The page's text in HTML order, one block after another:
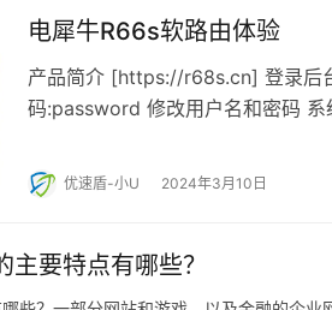
电犀牛R66s软路由体验
产品简介 [https://r68s.cn] 登录后
码:password 修改用户名和密码
优速盾-小U 2024年3月10日
要特点有哪些？